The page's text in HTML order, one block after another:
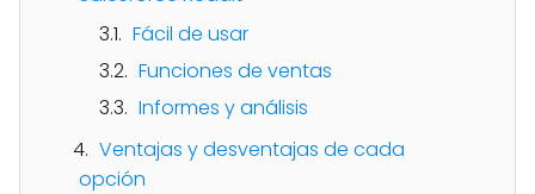
Fácil de usar
Funciones de ventas
Informes y análisis
Ventajas y desventajas de cada
opción